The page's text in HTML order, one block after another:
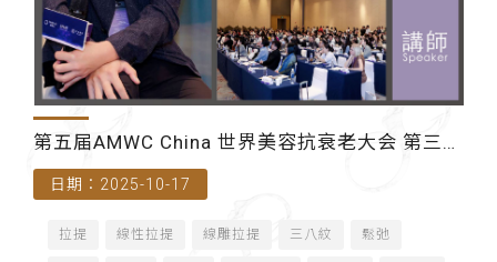
第五届AMWC China 世界美容抗衰老大会 第三届
屆TreAtMed 萃美研學線下交流會
日期：2025-10-17
拉提 線性拉提 線雕拉提 三八紋 鬆弛